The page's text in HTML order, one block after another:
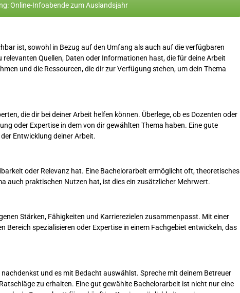
Online-Infoabende zum Auslandsjahr
ist, sowohl in Bezug auf den Umfang als auch auf die verfügbaren
Quellen, Daten oder Informationen hast, die für deine Arbeit
und die Ressourcen, die dir zur Verfügung stehen, um dein Thema
die dir bei deiner Arbeit helfen können. Überlege, ob es Dozenten oder
oder Expertise in dem von dir gewählten Thema haben. Eine gute
Entwicklung deiner Arbeit.
oder Relevanz hat. Eine Bachelorarbeit ermöglicht oft, theoretisches
auch praktischen Nutzen hat, ist dies ein zusätzlicher Mehrwert.
Stärken, Fähigkeiten und Karrierezielen zusammenpasst. Mit einer
Bereich spezialisieren oder Expertise in einem Fachgebiet entwickeln, das
und es mit Bedacht auswählst. Spreche mit deinem Betreuer
zu erhalten. Eine gut gewählte Bachelorarbeit ist nicht nur eine